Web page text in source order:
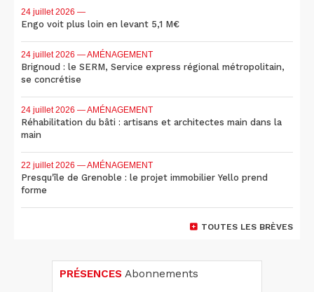
24 juillet 2026 —
Engo voit plus loin en levant 5,1 M€
24 juillet 2026 — AMÉNAGEMENT
Brignoud : le SERM, Service express régional métropolitain,
se concrétise
24 juillet 2026 — AMÉNAGEMENT
Réhabilitation du bâti : artisans et architectes main dans la
main
22 juillet 2026 — AMÉNAGEMENT
Presqu'île de Grenoble : le projet immobilier Yello prend
forme
TOUTES LES BRÈVES
PRÉSENCES Abonnements